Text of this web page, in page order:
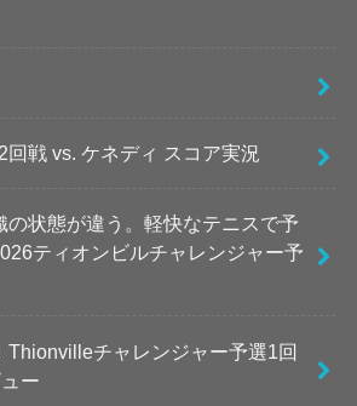
戦 vs. ケネディ スコア実況
の状態が違う。軽快なテニスで予
ティオンビルチャレンジャー予
Thionvilleチャレンジャー予選1回
ー